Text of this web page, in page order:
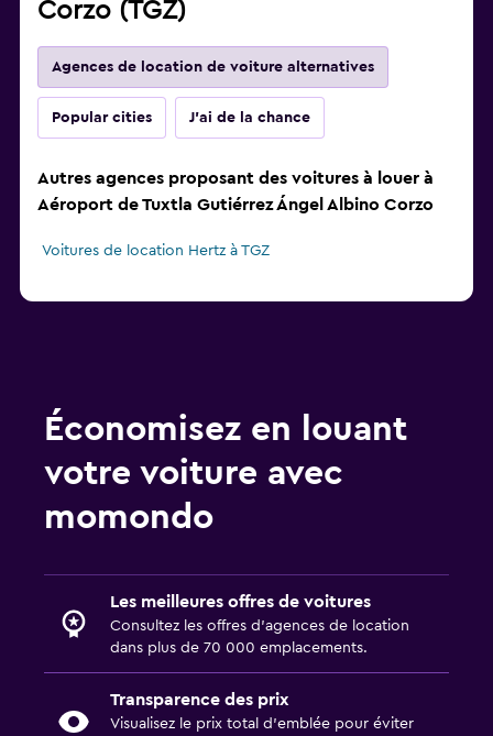
Corzo (TGZ)
Agences de location de voiture alternatives
Popular cities J'ai de la chance
Autres agences proposant des voitures à louer à
Aéroport de Tuxtla Gutiérrez Ángel Albino Corzo
Voitures de location Hertz à TGZ
Économisez en louant
votre voiture avec
momondo
Les meilleures offres de voitures
Consultez les offres d’agences de location
dans plus de 70 000 emplacements.
Transparence des prix
Visualisez le prix total d’emblée pour éviter